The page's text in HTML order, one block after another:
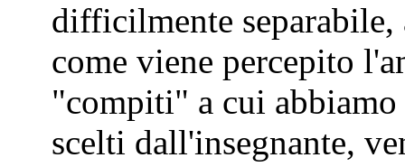
difficilmente
come viene percepito
"compiti" a cui abbiamo
scelti dall'insegnante,